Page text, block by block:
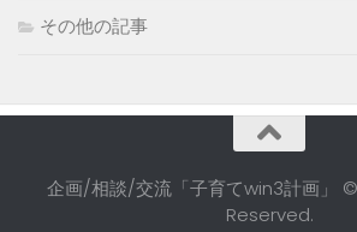
その他の記事
企画/相談/交流「子育てwin3計画」
Reserved.